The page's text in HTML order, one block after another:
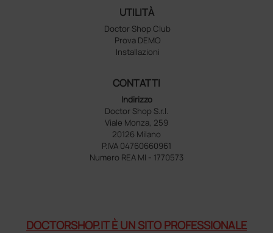
UTILITÀ
Doctor Shop Club
Prova DEMO
Installazioni
CONTATTI
Indirizzo
Doctor Shop S.r.l.
Viale Monza, 259
20126 Milano
P.IVA 04760660961
Numero REA MI - 1770573
DOCTORSHOP.IT È UN SITO PROFESSIONALE